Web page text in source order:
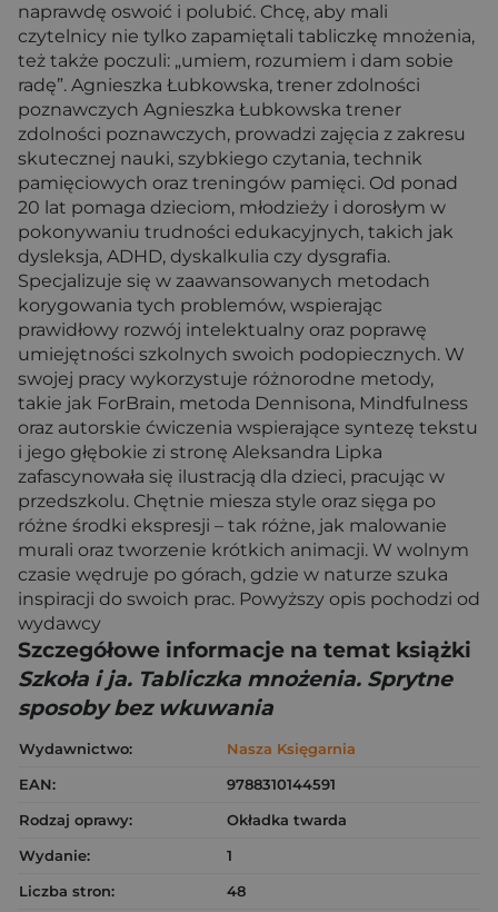
naprawdę oswoić i polubić. Chcę, aby mali
czytelnicy nie tylko zapamiętali tabliczkę mnożenia,
też także poczuli: „umiem, rozumiem i dam sobie
radę”. Agnieszka Łubkowska, trener zdolności
poznawczych Agnieszka Łubkowska trener
zdolności poznawczych, prowadzi zajęcia z zakresu
skutecznej nauki, szybkiego czytania, technik
pamięciowych oraz treningów pamięci. Od ponad
20 lat pomaga dzieciom, młodzieży i dorosłym w
pokonywaniu trudności edukacyjnych, takich jak
dysleksja, ADHD, dyskalkulia czy dysgrafia.
Specjalizuje się w zaawansowanych metodach
korygowania tych problemów, wspierając
prawidłowy rozwój intelektualny oraz poprawę
umiejętności szkolnych swoich podopiecznych. W
swojej pracy wykorzystuje różnorodne metody,
takie jak ForBrain, metoda Dennisona, Mindfulness
oraz autorskie ćwiczenia wspierające syntezę tekstu
i jego głębokie zi stronę Aleksandra Lipka
zafascynowała się ilustracją dla dzieci, pracując w
przedszkolu. Chętnie miesza style oraz sięga po
różne środki ekspresji – tak różne, jak malowanie
murali oraz tworzenie krótkich animacji. W wolnym
czasie wędruje po górach, gdzie w naturze szuka
inspiracji do swoich prac. Powyższy opis pochodzi od
wydawcy
Szczegółowe informacje na temat książki
Szkoła i ja. Tabliczka mnożenia. Sprytne
sposoby bez wkuwania
Wydawnictwo:
Nasza Księgarnia
EAN:
9788310144591
Rodzaj oprawy:
Okładka twarda
Wydanie:
1
Liczba stron:
48